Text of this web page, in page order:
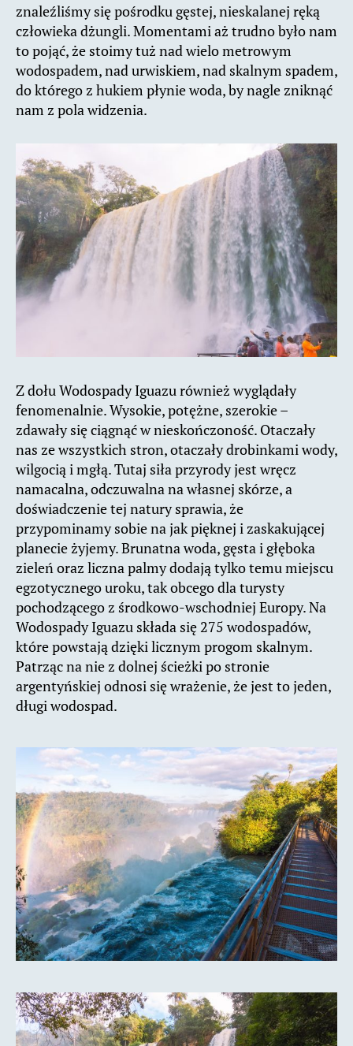
znaleźliśmy się pośrodku gęstej, nieskalanej ręką
człowieka dżungli. Momentami aż trudno było nam
to pojąć, że stoimy tuż nad wielo metrowym
wodospadem, nad urwiskiem, nad skalnym spadem,
do którego z hukiem płynie woda, by nagle zniknąć
nam z pola widzenia.
Z dołu Wodospady Iguazu również wyglądały
fenomenalnie. Wysokie, potężne, szerokie –
zdawały się ciągnąć w nieskończoność. Otaczały
nas ze wszystkich stron, otaczały drobinkami wody,
wilgocią i mgłą. Tutaj siła przyrody jest wręcz
namacalna, odczuwalna na własnej skórze, a
doświadczenie tej natury sprawia, że
przypominamy sobie na jak pięknej i zaskakującej
planecie żyjemy. Brunatna woda, gęsta i głęboka
zieleń oraz liczna palmy dodają tylko temu miejscu
egzotycznego uroku, tak obcego dla turysty
pochodzącego z środkowo-wschodniej Europy. Na
Wodospady Iguazu składa się 275 wodospadów,
które powstają dzięki licznym progom skalnym.
Patrząc na nie z dolnej ścieżki po stronie
argentyńskiej odnosi się wrażenie, że jest to jeden,
długi wodospad.